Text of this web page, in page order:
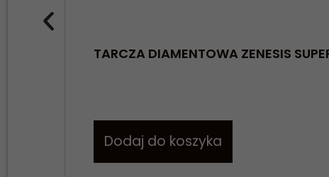
TARCZA DIAMENTOWA ZENESIS
Dodaj do koszyka